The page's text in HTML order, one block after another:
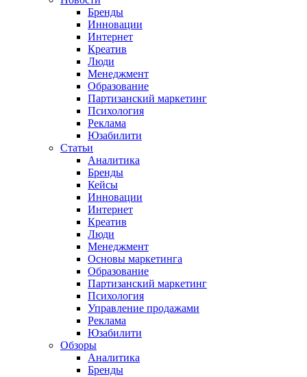
Бренды
Инновации
Интернет
Креатив
Люди
Менеджмент
Образование
Партизанский маркетинг
Психология
Реклама
Юзабилити
Статьи
Аналитика
Бренды
Кейсы
Инновации
Интернет
Креатив
Люди
Менеджмент
Основы маркетинга
Образование
Партизанский маркетинг
Психология
Управление продажами
Реклама
Юзабилити
Обзоры
Аналитика
Бренды